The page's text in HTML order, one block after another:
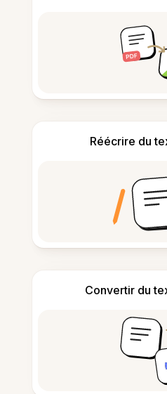
Réécrire du
Convertir du